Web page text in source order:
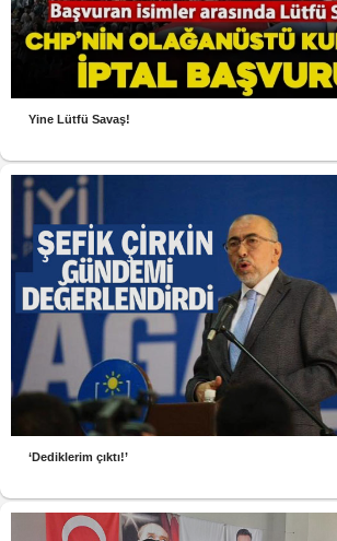
Yine Lütfü Savaş!
‘Dediklerim çıktı!’